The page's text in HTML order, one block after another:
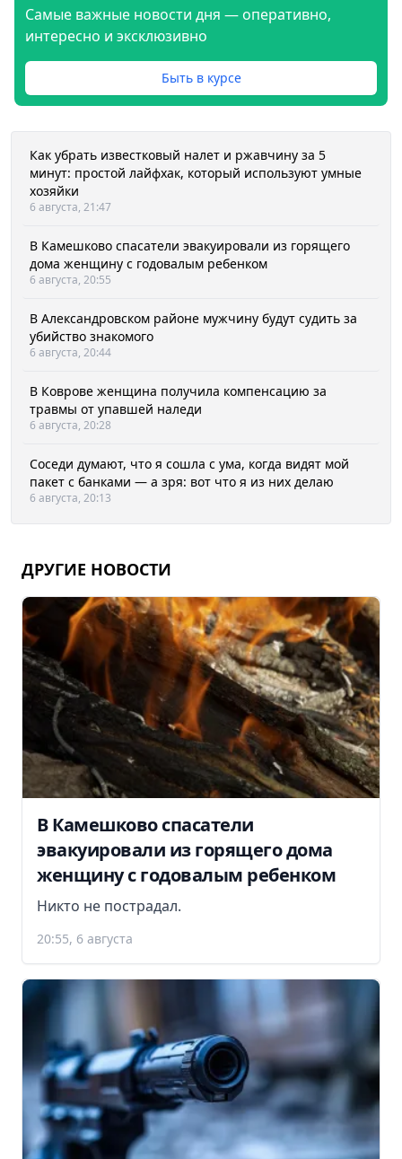
Самые важные новости дня — оперативно,
интересно и эксклюзивно
Быть в курсе
Как убрать известковый налет и ржавчину за 5
минут: простой лайфхак, который используют умные
хозяйки
6 августа, 21:47
В Камешково спасатели эвакуировали из горящего
дома женщину с годовалым ребенком
6 августа, 20:55
В Александровском районе мужчину будут судить за
убийство знакомого
6 августа, 20:44
В Коврове женщина получила компенсацию за
травмы от упавшей наледи
6 августа, 20:28
Соседи думают, что я сошла с ума, когда видят мой
пакет с банками — а зря: вот что я из них делаю
6 августа, 20:13
ДРУГИЕ НОВОСТИ
В Камешково спасатели
эвакуировали из горящего дома
женщину с годовалым ребенком
Никто не пострадал.
20:55, 6 августа